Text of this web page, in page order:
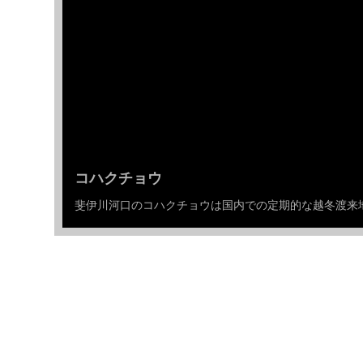
コハクチョウ
斐伊川河口のコハクチョウは国内での定期的な越冬渡来